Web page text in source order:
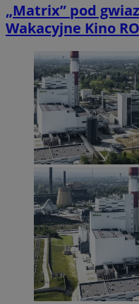
„Matrix” pod
Wakacyjne Kino